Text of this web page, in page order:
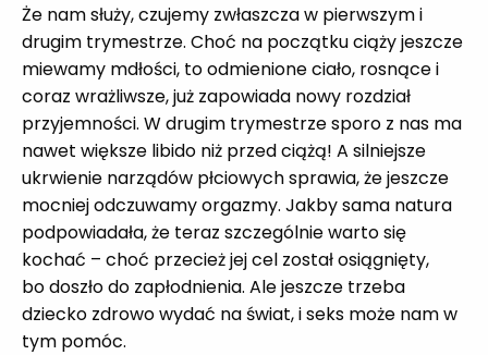
Że nam służy, czujemy zwłaszcza w pierwszym i
drugim trymestrze. Choć na początku ciąży jeszcze
miewamy mdłości, to odmienione ciało, rosnące i
coraz wrażliwsze, już zapowiada nowy rozdział
przyjemności. W drugim trymestrze sporo z nas ma
nawet większe libido niż przed ciążą! A silniejsze
ukrwienie narządów płciowych sprawia, że jeszcze
mocniej odczuwamy orgazmy. Jakby sama natura
podpowiadała, że teraz szczególnie warto się
kochać – choć przecież jej cel został osiągnięty,
bo doszło do zapłodnienia. Ale jeszcze trzeba
dziecko zdrowo wydać na świat, i seks może nam w
tym pomóc.